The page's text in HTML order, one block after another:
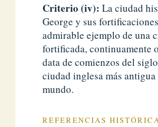
Criterio (iv):La ciudad
George y sus
admirable ejemplo de una
fortificada, continuamente
data de comienzos del
ciudad inglesa más
mundo.
REFERENCIAS